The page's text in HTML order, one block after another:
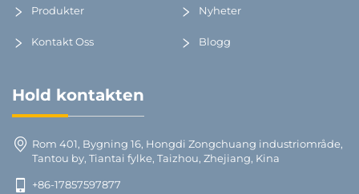
Produkter Nyheter
Kontakt Oss Blogg
Hold kontakten
Rom 401, Bygning 16, Hongdi Zongchuang industriområde,
Tantou by, Tiantai fylke, Taizhou, Zhejiang, Kina
+86-17857597877